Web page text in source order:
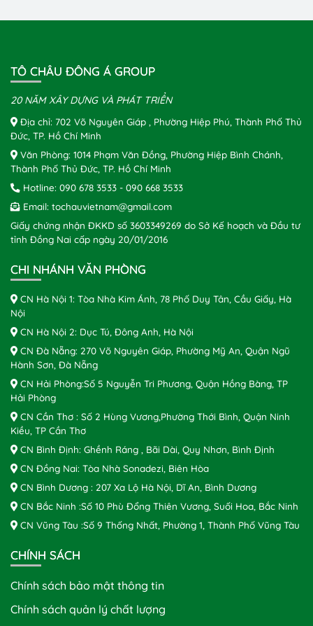
TÔ CHÂU ĐÔNG Á GROUP
20 NĂM XÂY DỰNG VÀ PHÁT TRIỂN
Địa chỉ: 702 Võ Nguyên Giáp , Phường Hiệp Phú, Thành Phố Thủ
Đức, TP. Hồ Chí Minh
Văn Phòng: 1014 Phạm Văn Đồng, Phường Hiệp Bình Chánh,
Thành Phố Thủ Đức, TP. Hồ Chí Minh
Hotline: 090 678 3533 - 090 668 3533
Email: tochauvietnam@gmail.com
Giấy chứng nhận ĐKKD số 3603349269 do Sở Kế hoạch và Đầu tư
tỉnh Đồng Nai cấp ngày 20/01/2016
CHI NHÁNH VĂN PHÒNG
CN Hà Nội 1: Tòa Nhà Kim Ánh, 78 Phố Duy Tân, Cầu Giấy, Hà
Nội
CN Hà Nội 2: Dục Tú, Đông Anh, Hà Nội
CN Đà Nẵng: 270 Võ Nguyên Giáp, Phường Mỹ An, Quận Ngũ
Hành Sơn, Đà Nẵng
CN Hải Phòng:Số 5 Nguyễn Tri Phương, Quận Hồng Bàng, TP
Hải Phòng
CN Cần Thơ : Số 2 Hùng Vương,Phường Thới Bình, Quận Ninh
Kiều, TP Cần Thơ
CN Bình Định: Ghềnh Ráng , Bãi Dài, Quy Nhơn, Bình Định
CN Đồng Nai: Tòa Nhà Sonadezi, Biên Hòa
CN Bình Dương : 207 Xa Lộ Hà Nội, Dĩ An, Bình Dương
CN Bắc Ninh :Số 10 Phù Đổng Thiên Vương, Suối Hoa, Bắc Ninh
CN Vũng Tàu :Số 9 Thống Nhất, Phường 1, Thành Phố Vũng Tàu
CHÍNH SÁCH
Chính sách bảo mật thông tin
Chính sách quản lý chất lượng